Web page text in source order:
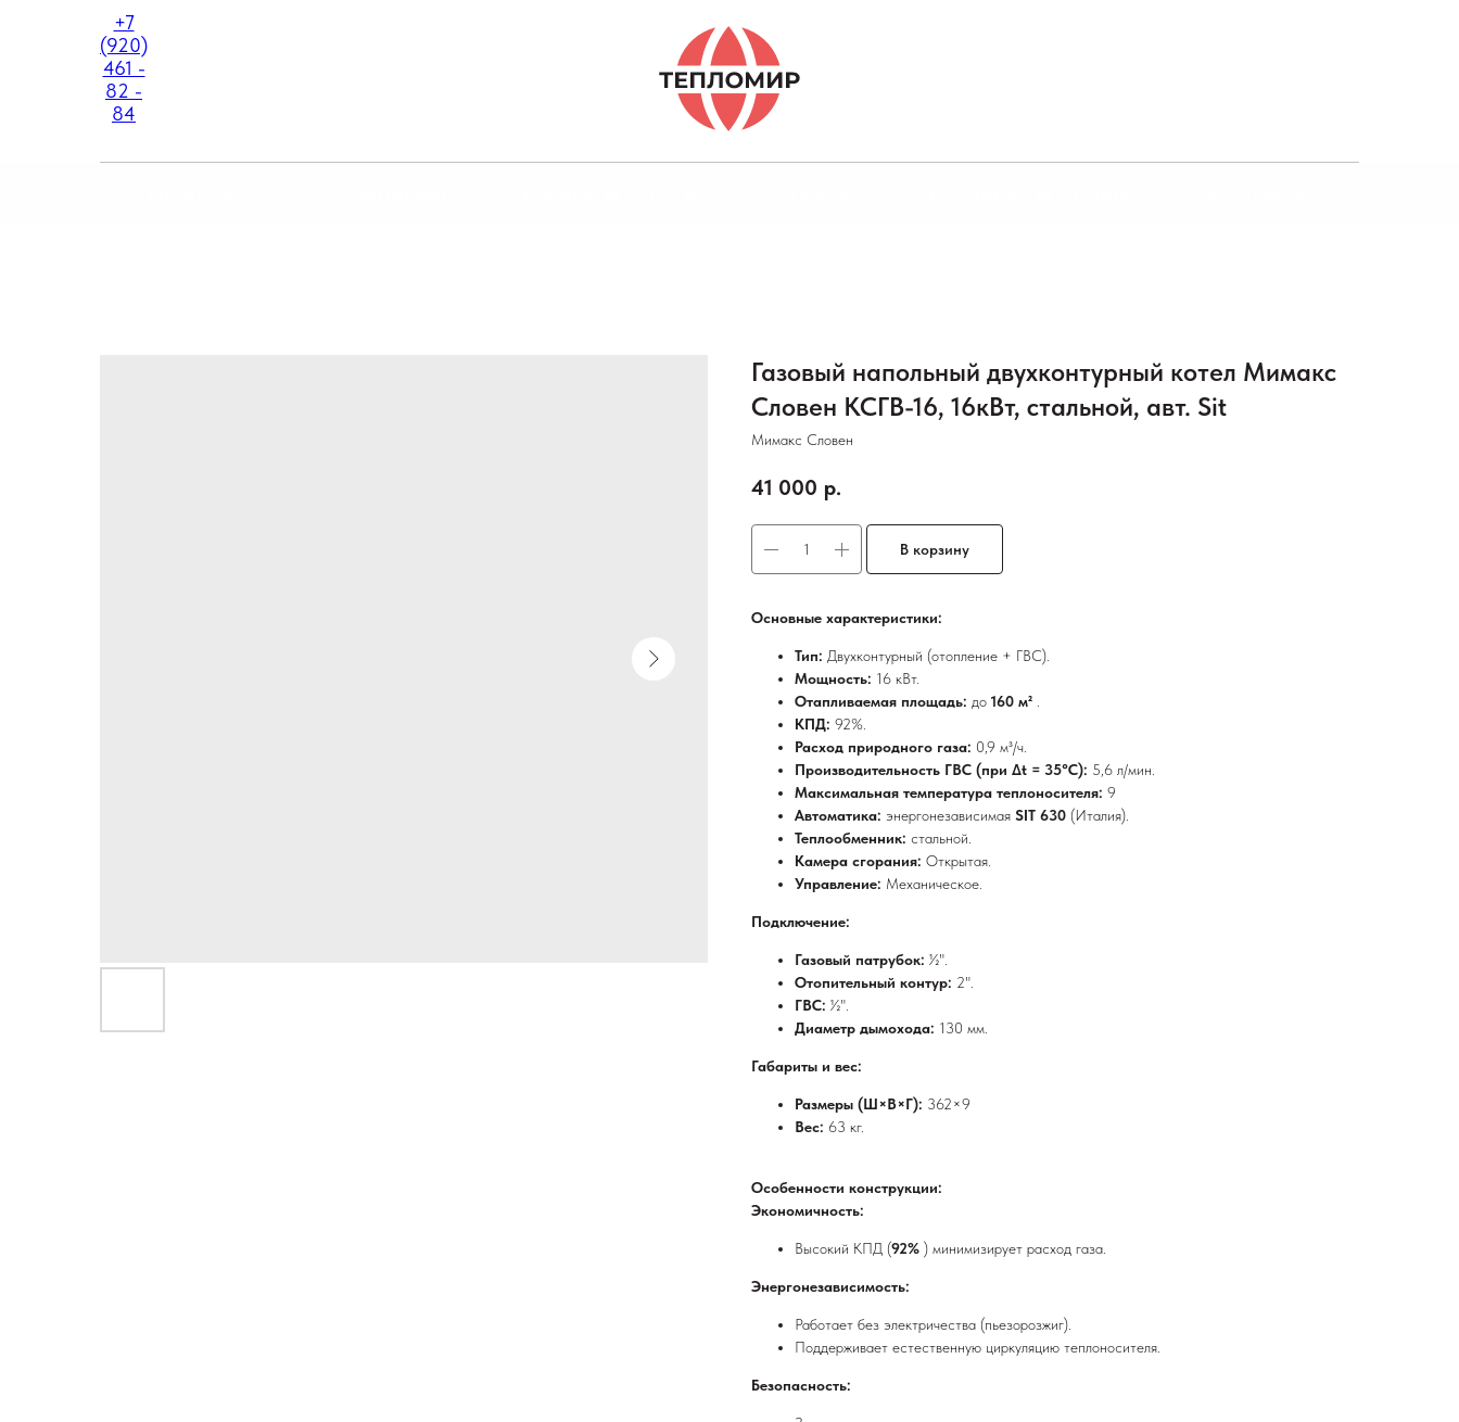
+7
(920)
461 -
82 -
84
Газовый напольный двухконтурный котел Мимакс
Словен КСГВ-16, 16кВт, стальной, авт. Sit
Мимакс Словен
41 000 р.
В корзину
Основные характеристики:
Тип: Двухконтурный (отопление + ГВС).
Мощность: 16 кВт.
Отапливаемая площадь: до 160 м² .
КПД: 92%.
Расход природного газа: 0,9 м³/ч.
Производительность ГВС (при ∆t = 35°C): 5,6 л/мин.
Максимальная температура теплоносителя: 9
Автоматика: энергонезависимая SIT 630 (Италия).
Теплообменник: стальной.
Камера сгорания: Открытая.
Управление: Механическое.
Подключение:
Газовый патрубок: ½".
Отопительный контур: 2".
ГВС: ½".
Диаметр дымохода: 130 мм.
Габариты и вес:
Размеры (Ш×В×Г): 362×9
Вес: 63 кг.
Особенности конструкции:
Экономичность:
Высокий КПД (92% ) минимизирует расход газа.
Энергонезависимость:
Работает без электричества (пьезорозжиг).
Поддерживает естественную циркуляцию теплоносителя.
Безопасность: